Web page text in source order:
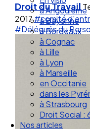
à Angouleme
à Bayonne
à Bordeaux
à Cognac
à Lille
à Lyon
à Marseille
en Occitanie
dans les
à Strasbourg
Droit Social :
Nos articles
Droit du Travail
2017#comité
#Délégués du